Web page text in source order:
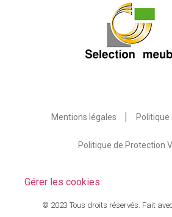
Mentions légales Politique
Politique de Protection
Gérer les cookies
© 2023 Tous droits réservés. Fait